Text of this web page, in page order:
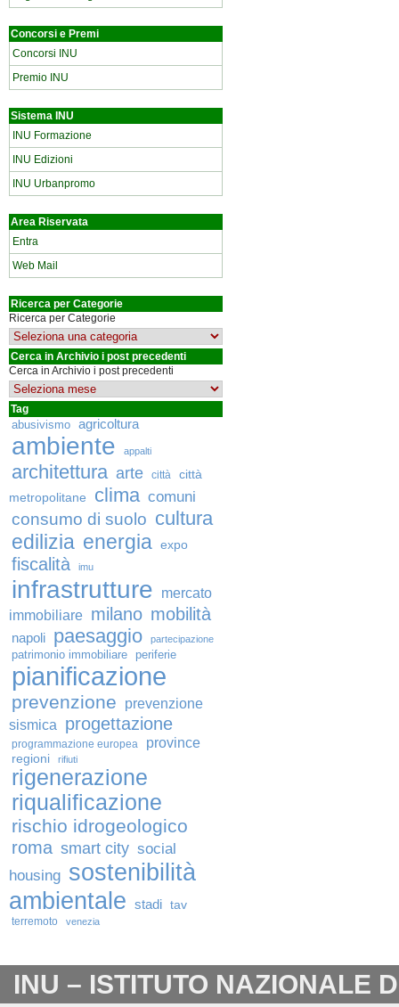
Concorsi e Premi
Concorsi INU
Premio INU
Sistema INU
INU Formazione
INU Edizioni
INU Urbanpromo
Area Riservata
Entra
Web Mail
Ricerca per Categorie
Ricerca per Categorie
Cerca in Archivio i post precedenti
Cerca in Archivio i post precedenti
Tag
abusivismo agricoltura
ambiente appalti
architettura arte città
città
metropolitane
clima comuni
consumo di suolo cultura
edilizia energia expo
fiscalità imu
infrastrutture
mercato
immobiliare milano mobilità
napoli paesaggio partecipazione
patrimonio immobiliare periferie
pianificazione
prevenzione
prevenzione
sismica
progettazione
programmazione europea province
regioni rifiuti
rigenerazione
riqualificazione
rischio idrogeologico
roma smart city social
housing sostenibilità
ambientale stadi tav
terremoto venezia
INU – ISTITUTO NAZIONALE